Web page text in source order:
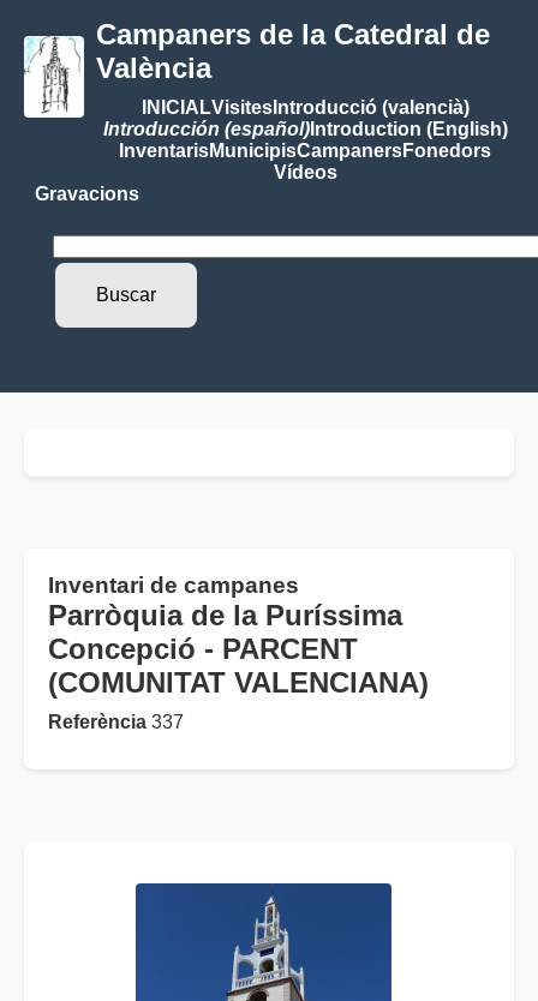
Campaners de la Catedral de
València
INICIALVisitesIntroducció (valencià)
Introducción (español)Introduction (English)
InventarisMunicipisCampanersFonedors
Vídeos
Gravacions
Inventari de campanes
Parròquia de la Puríssima
Concepció - PARCENT
(COMUNITAT VALENCIANA)
Referència 337